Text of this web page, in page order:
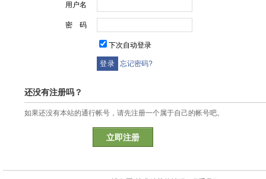
用户名
密 码
下次自动登录
忘记密码?
还没有注册吗？
如果还没有本站的通行帐号，请先注册一个属于自己的帐号吧。
立即注册